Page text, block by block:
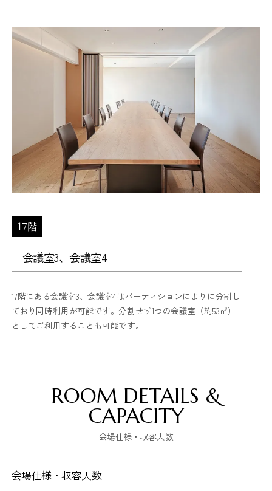
17階
会議室3、会議室4
17階にある会議室3、会議室4はパーティションによりに分割し
ており同時利用が可能です。分割せず1つの会議室（約53㎡）
としてご利用することも可能です。
ROOM DETAILS &
CAPACITY
会場仕様・収容人数
会場仕様・収容人数